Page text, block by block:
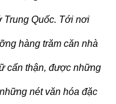
Trung Quốc. Tới nơi
hàng trăm căn nhà
cẩn thận, được những
nét văn hóa đặc